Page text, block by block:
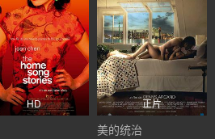
HD 正片
美的统治